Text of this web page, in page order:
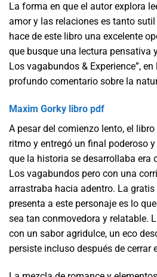
La forma en que el autor explora
amor y las relaciones es tanto
hace de este libro una excelente
que busque una lectura pensativa
Los vagabundos & Experience”,
profundo comentario sobre la
Maxim Gorky libro pdf
A pesar del comienzo lento, el
ritmo y entregó un final poderoso
que la historia se desarrollaba era
Los vagabundos pero con una
arrastraba hacia adentro. La
presenta a este personaje es lo
sea tan conmovedora y relatable.
con un sabor agridulce, un eco
persiste incluso después de cerrar